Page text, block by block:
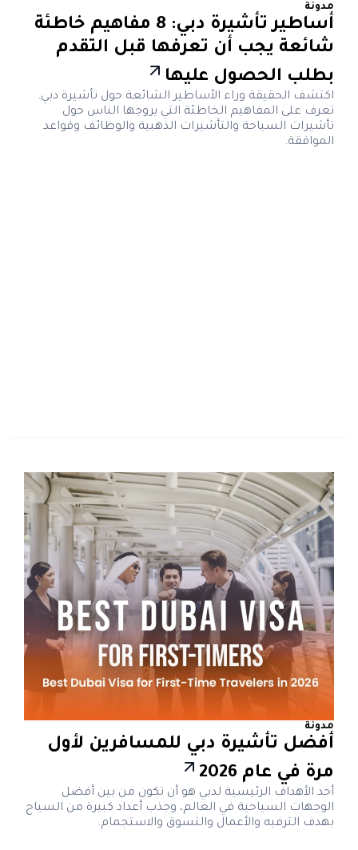
مدونة
أساطير تأشيرة دبي: 8 مفاهيم خاطئة
شائعة يجب أن تعرفها قبل التقدم
بطلب الحصول عليها
اكتشف الحقيقة وراء الأساطير الشائعة حول تأشيرة دبي.
تعرف على المفاهيم الخاطئة التي يروجها الناس حول
تأشيرات السياحة والتأشيرات الذهبية والوظائف وقواعد
الموافقة.
مدونة
أفضل تأشيرة دبي للمسافرين لأول
مرة في عام 2026
أحد الأهداف الرئيسية لدبي هو أن تكون من بين أفضل
الوجهات السياحية في العالم، وجذب أعداد كبيرة من السياح
بهدف الترفيه والأعمال والتسوق والاستجمام.